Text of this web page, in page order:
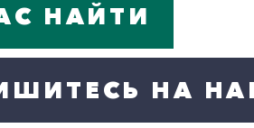
НАЙТИ
НА